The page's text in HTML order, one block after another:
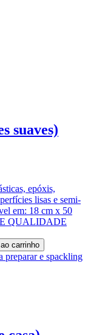
suaves)
epóxis,
lisas e semi-
em: 18 cm x 50
QUALIDADE
carrinho